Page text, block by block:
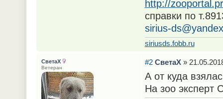
http://
справки по
sirius-
siriusds.fobb.ru
#2 СветаХ»
А от куда
На зоо эксперт
СветаХ
Ветеран